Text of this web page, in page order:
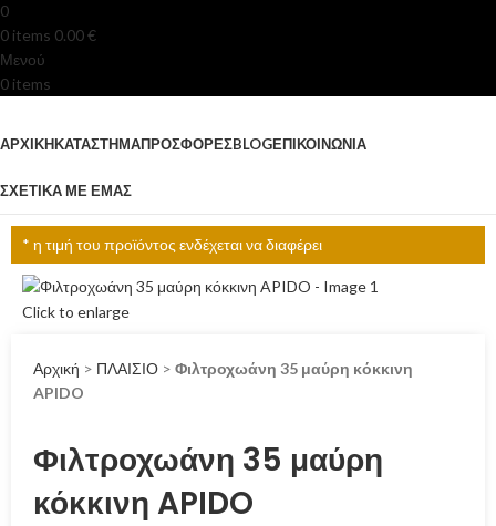
0
0 items 0.00€
Μενού
0 items
ΑΡΧΙΚΉΚΑΤΆΣΤΗΜΑΠΡΟΣΦΟΡΈΣBLOGΕΠΙΚΟΙΝΩΝΊΑ
ΣΧΕΤΙΚΆ ΜΕ ΕΜΆΣ
* η τιμή του προϊόντος ενδέχεται να διαφέρει
Click to enlarge
Αρχική > ΠΛΑΙΣΙΟ > Φιλτροχωάνη 35 μαύρη κόκκινη
APIDO
Φιλτροχωάνη 35 μαύρη
κόκκινη APIDO